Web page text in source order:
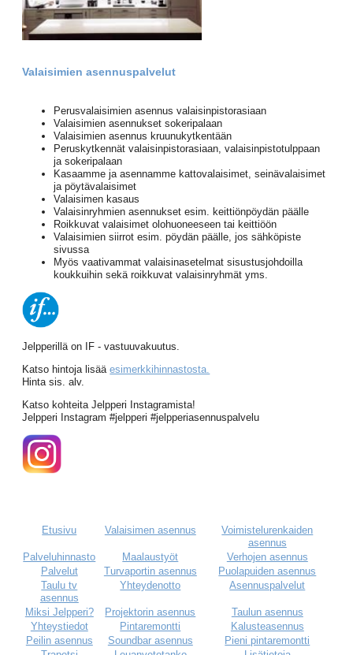
Valaisimien asennuspalvelut
Perusvalaisimien asennus valaisinpistorasiaan
Valaisimien asennukset sokeripalaan
Valaisimien asennus kruunukytkentään
Peruskytkennät valaisinpistorasiaan, valaisinpistotulppaan
ja sokeripalaan
Kasaamme ja asennamme kattovalaisimet, seinävalaisimet
ja pöytävalaisimet
Valaisimen kasaus
Valaisinryhmien asennukset esim. keittiönpöydän päälle
Roikkuvat valaisimet olohuoneeseen tai keittiöön
Valaisimien siirrot esim. pöydän päälle, jos sähköpiste
sivussa
Myös vaativammat valaisinasetelmat sisustusjohdoilla
koukkuihin sekä roikkuvat valaisinryhmät yms.
Jelpperillä on IF - vastuuvakuutus.
Katso hintoja lisääesimerkkihinnastosta.
Hinta sis. alv.
Katso kohteita Jelpperi Instagramista!
Jelpperi Instagram #jelpperi #jelpperiasennuspalvelu
Etusivu Valaisimen asennus
Voimistelurenkaiden
asennus
Palveluhinnasto
Maalaustyöt
Verhojen asennus
Palvelut
Turvaportin asennus
Puolapuiden asennus
Taulu tv
asennus
Yhteydenotto Asennuspalvelut
Miksi Jelpperi? Projektorin asennus
Taulun asennus
Yhteystiedot
Pintaremontti
Kalusteasennus
Peilin asennus
Soundbar asennus
Pieni pintaremontti